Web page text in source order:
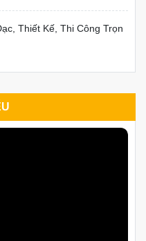
Thiết Kế, Thi Công Trọn